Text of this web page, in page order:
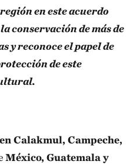
en este acuerdo
conservación de más de
y reconoce el papel de
de este
Calakmul, Campeche,
México, Guatemala y